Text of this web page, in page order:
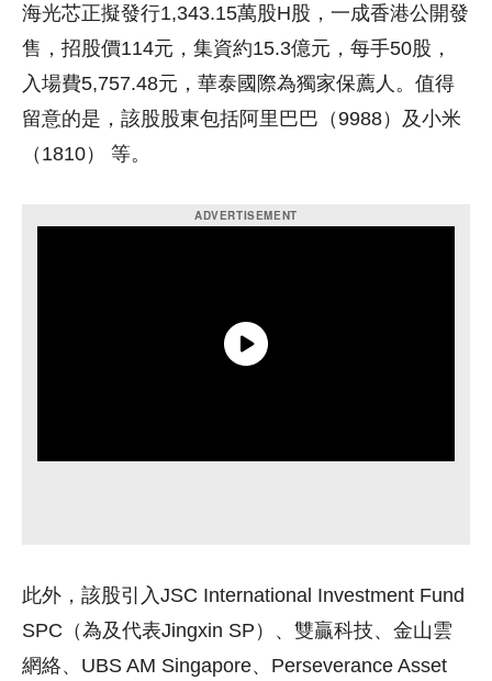
海光芯正擬發行1,343.15萬股H股，一成香港公開發
售，招股價114元，集資約15.3億元，每手50股，
入場費5,757.48元，華泰國際為獨家保薦人。值得
留意的是，該股股東包括阿里巴巴（9988）及小米
（1810） 等。
此外，該股引入JSC International Investment Fund
SPC（為及代表Jingxin SP）、雙贏科技、金山雲
網絡、UBS AM Singapore、Perseverance Asset